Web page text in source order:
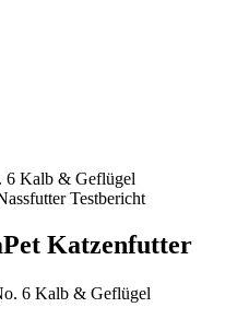
6 Kalb & Geflügel
Testbericht
Katzenfutter
6 Kalb & Geflügel